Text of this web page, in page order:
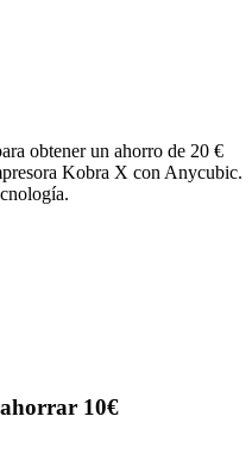
obtener un ahorro de 20 €
Kobra X con Anycubic.
10€